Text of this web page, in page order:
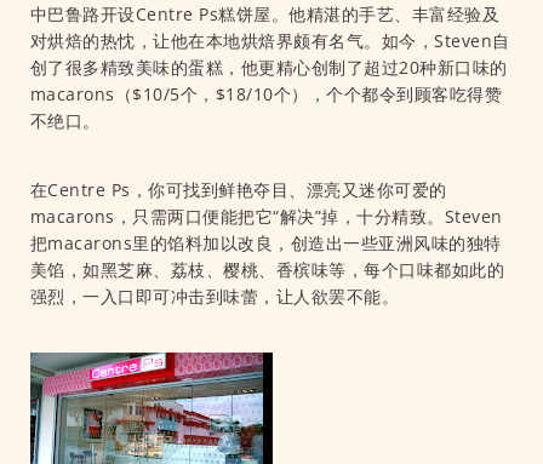
中巴鲁路开设Centre Ps糕饼屋。他精湛的手艺、丰富经验及
对烘焙的热忱，让他在本地烘焙界颇有名气。如今，Steven自
创了很多精致美味的蛋糕，他更精心创制了超过20种新口味的
macarons（$10/5个，$18/10个），个个都令到顾客吃得赞
不绝口。
在Centre Ps，你可找到鲜艳夺目、漂亮又迷你可爱的
macarons，只需两口便能把它“解决”掉，十分精致。Steven
把macarons里的馅料加以改良，创造出一些亚洲风味的独特
美馅，如黑芝麻、荔枝、樱桃、香槟味等，每个口味都如此的
强烈，一入口即可冲击到味蕾，让人欲罢不能。